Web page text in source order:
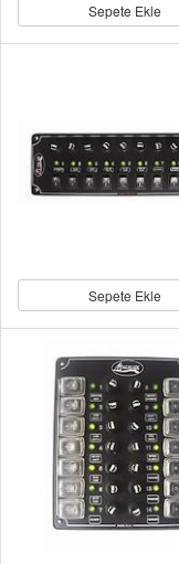
Sepete Ekle
Sepete Ekle